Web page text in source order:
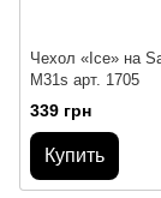
Чехол «Ice» на
M31s арт. 1705
339 грн
Купить